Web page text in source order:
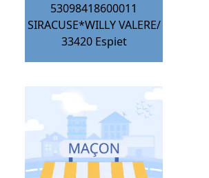
53098418600011
SIRACUSE*WILLY VALERE/
33420 Espiet